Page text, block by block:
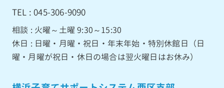
TEL : 045-306-9090
相談 : 火曜～土曜 9:30～15:30
休日 : 日曜・月曜・祝日・年末年始・特別休館日（日
曜・月曜が祝日・休日の場合は翌火曜日はお休み）